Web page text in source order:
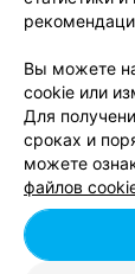
Вы можете
cookie или
Для
сроках и
можете
файлов